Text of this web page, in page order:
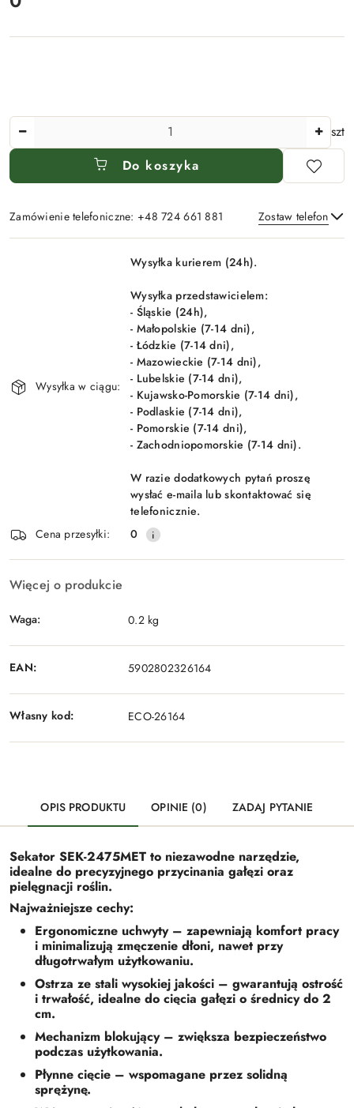
Ilość
szt
Do koszyka
Zamówienie telefoniczne: +48 724 661 881 Zostaw telefon
Wyślij
Dostępność
Wysyłka w ciągu:
Wysyłka kurierem (24h).
Wysyłka przedstawicielem:
- Śląskie (24h),
- Małopolskie (7-14 dni),
- Łódzkie (7-14 dni),
- Mazowieckie (7-14 dni),
- Lubelskie (7-14 dni),
- Kujawsko-Pomorskie (7-14 dni),
- Podlaskie (7-14 dni),
- Pomorskie (7-14 dni),
- Zachodniopomorskie (7-14 dni).
W razie dodatkowych pytań proszę
wysłać e-maila lub skontaktować się
telefonicznie.
Cena przesyłki:
0
Więcej o produkcie
Waga: 0.2 kg
EAN: 5902802326164
Własny kod: ECO-26164
OPIS PRODUKTU OPINIE (0) ZADAJ PYTANIE
Sekator SEK-2475MET to niezawodne narzędzie,
idealne do precyzyjnego przycinania gałęzi oraz
pielęgnacji roślin.
Najważniejsze cechy:
Ergonomiczne uchwyty – zapewniają komfort pracy
i minimalizują zmęczenie dłoni, nawet przy
długotrwałym użytkowaniu.
Ostrza ze stali wysokiej jakości – gwarantują ostrość
i trwałość, idealne do cięcia gałęzi o średnicy do 2
cm.
Mechanizm blokujący – zwiększa bezpieczeństwo
podczas użytkowania.
Płynne cięcie – wspomagane przez solidną
sprężynę.